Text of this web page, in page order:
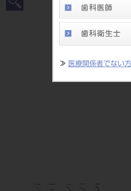
≫ 医療関係者でない